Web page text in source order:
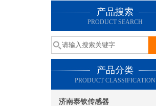
产品搜索
PRODUCT SEARCH
产品分类
PRODUCT CLASSIFICATION
济南泰钦传感器